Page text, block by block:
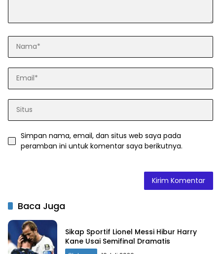
Simpan nama, email, dan situs web saya pada
peramban ini untuk komentar saya berikutnya.
Baca Juga
Sikap Sportif Lionel Messi Hibur Harry
Kane Usai Semifinal Dramatis